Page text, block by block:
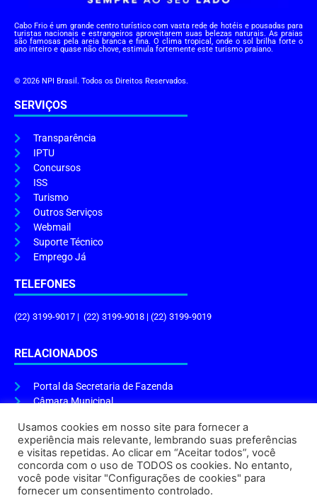
Cabo Frio é um grande centro turístico com vasta rede de hotéis e pousadas para
turistas nacionais e estrangeiros aproveitarem suas belezas naturais. As praias
são famosas pela areia branca e fina. O clima tropical, onde o sol brilha forte o
ano inteiro e quase não chove, estimula fortemente este turismo praiano.
© 2026 NPI Brasil. Todos os Direitos Reservados.
SERVIÇOS
Transparência
IPTU
Concursos
ISS
Turismo
Outros Serviços
Webmail
Suporte Técnico
Emprego Já
TELEFONES
(22) 3199-9017 | (22) 3199-9018 | (22) 3199-9019
RELACIONADOS
Portal da Secretaria de Fazenda
Câmara Municipal
ENDEREÇO E HORÁRIO
Endereço:Praça Tiradentes, s/n – Centro, Cabo Frio – RJ, 28906-290
Atendimento do Protocolo Geral da Prefeitura:9h às 16h
Usamos cookies em nosso site para fornecer a
experiência mais relevante, lembrando suas preferências
e visitas repetidas. Ao clicar em “Aceitar todos”, você
concorda com o uso de TODOS os cookies. No entanto,
você pode visitar "Configurações de cookies" para
fornecer um consentimento controlado.